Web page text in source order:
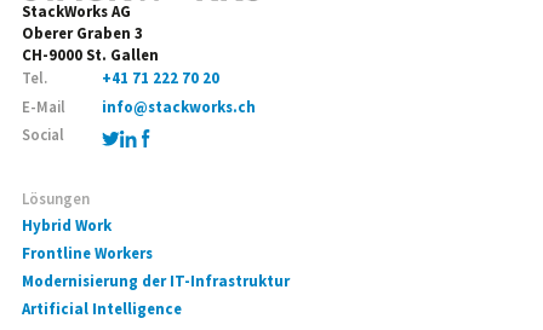
StackWorks AG
Oberer Graben 3
CH-9000 St. Gallen
Tel.
+41 71 222 70 20
E-Mail
info@stackworks.ch
Social
Lösungen
Hybrid Work
Frontline Workers
Modernisierung der IT-Infrastruktur
Artificial Intelligence